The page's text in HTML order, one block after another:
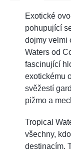
Exotické
pohupující
dojmy velmi
Waters od
fascinující
exotickému
svěžestí
pižmo a
Tropical
všechny,
destinacím.